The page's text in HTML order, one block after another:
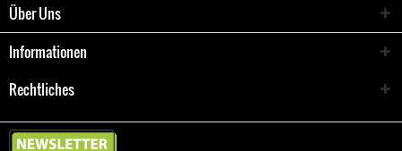
Über Uns
Informationen
Rechtliches